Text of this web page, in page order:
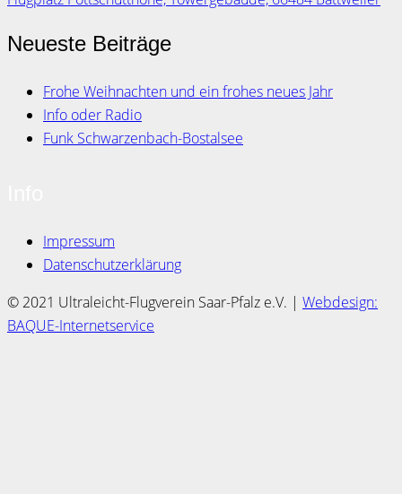
Neueste Beiträge
Frohe Weihnachten und ein frohes neues Jahr
Info oder Radio
Funk Schwarzenbach-Bostalsee
Impressum
Datenschutzerklärung
© 2021 Ultraleicht-Flugverein Saar-Pfalz e.V. | Webdesign:
BAQUE-Internetservice